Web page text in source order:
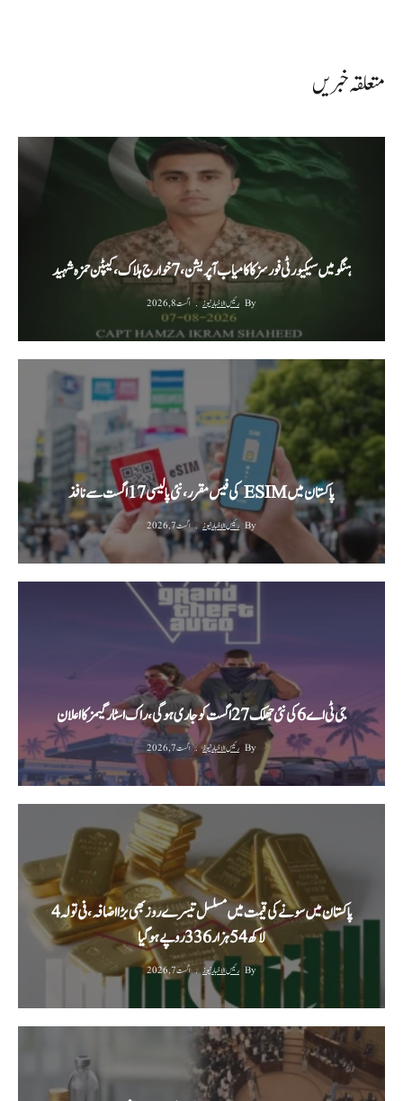
متعلقہ خبریں
ہنگو میں سیکیورٹی فورسز کا کامیاب آپریشن، 7 خوارج ہلاک، کیپٹن حمزہ شہید
By رئیس الاخبار نیوز اگست 8, 2026
پاکستان میں ESIM کی فیس مقرر، نئی پالیسی 17 اگست سے نافذ
By رئیس الاخبار نیوز اگست 7, 2026
جی ٹی اے 6 کی نئی جھلک 27 اگست کو جاری ہوگی، راک اسٹار گیمز کا اعلان
By رئیس الاخبار نیوز اگست 7, 2026
پاکستان میں سونے کی قیمت میں مسلسل تیسرے روز بھی بڑا اضافہ، فی تولہ 4
لاکھ 54 ہزار 336 روپے ہوگیا
By رئیس الاخبار نیوز اگست 7, 2026